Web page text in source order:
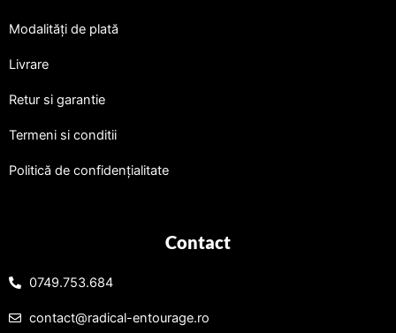
Modalități de plată
Livrare
Retur si garantie
Termeni si conditii
Politică de confidențialitate
Contact
0749.753.684
contact@radical-entourage.ro